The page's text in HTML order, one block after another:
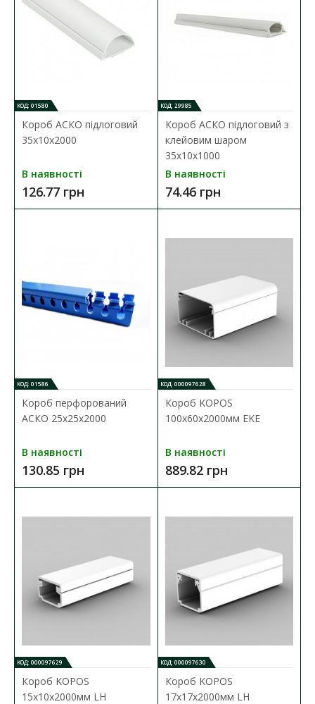
Пластиковий короб АСКО (кабель-канал) призначений для
зручності прокладання електричних мереж всеред..
ДО КОШИКА
В порівняння
В закладки
Короб пластиковий АСКО 40x25x2000
118.96 грн
ДО КОШИКА
В порівняння
В закладки
КОД: 01580
Короб АСКО підлоговий
35х10х2000
В наявності
126.77 грн
КОД: 29985
Короб АСКО підлоговий з
клейовим шаром
35х10х1000
В наявності
74.46 грн
КОД: 01586
Короб перфорований
АСКО 25х25х2000
В наявності
130.85 грн
КОД: 000097628
Короб KOPOS
100х60х2000мм EKE
В наявності
889.82 грн
КОД: 000097629
Короб KOPOS
15х10х2000мм LH
КОД: 000097630
Короб KOPOS
17х17х2000мм LH